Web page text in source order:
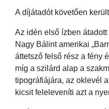
A díjátadót követően
Az idén első ízben
Nagy Bálint amerikai
áttetsző felső rész a fény
míg a szilárd alap a
tipográfiájára, az oklevél
kicsit feleleveníti azt a